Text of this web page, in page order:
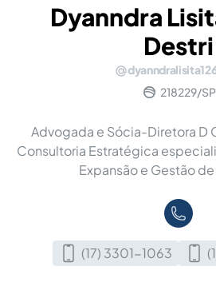
Dyanndra
Destri
218229/SP
Advogada e Sócia-Diretora D
Consultoria Estratégica
Expansão e Gestão
(17) 3301-1063